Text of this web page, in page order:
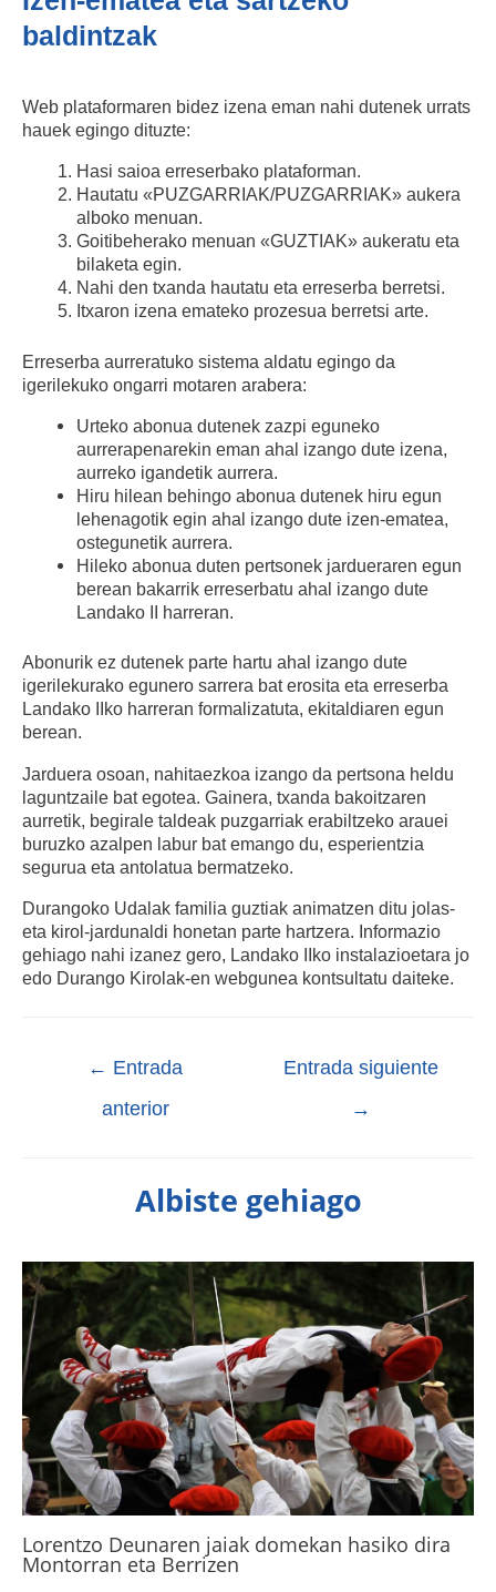
baldintzak
Web plataformaren bidez izena eman nahi dutenek urrats
hauek egingo dituzte:
Hasi saioa erreserbako plataforman.
Hautatu «PUZGARRIAK/PUZGARRIAK» aukera
alboko menuan.
Goitibeherako menuan «GUZTIAK» aukeratu eta
bilaketa egin.
Nahi den txanda hautatu eta erreserba berretsi.
Itxaron izena emateko prozesua berretsi arte.
Erreserba aurreratuko sistema aldatu egingo da
igerilekuko ongarri motaren arabera:
Urteko abonua dutenek zazpi eguneko
aurrerapenarekin eman ahal izango dute izena,
aurreko igandetik aurrera.
Hiru hilean behingo abonua dutenek hiru egun
lehenagotik egin ahal izango dute izen-ematea,
ostegunetik aurrera.
Hileko abonua duten pertsonek jardueraren egun
berean bakarrik erreserbatu ahal izango dute
Landako II harreran.
Abonurik ez dutenek parte hartu ahal izango dute
igerilekurako egunero sarrera bat erosita eta erreserba
Landako IIko harreran formalizatuta, ekitaldiaren egun
berean.
Jarduera osoan, nahitaezkoa izango da pertsona heldu
laguntzaile bat egotea. Gainera, txanda bakoitzaren
aurretik, begirale taldeak puzgarriak erabiltzeko arauei
buruzko azalpen labur bat emango du, esperientzia
segurua eta antolatua bermatzeko.
Durangoko Udalak familia guztiak animatzen ditu jolas-
eta kirol-jardunaldi honetan parte hartzera. Informazio
gehiago nahi izanez gero, Landako IIko instalazioetara jo
edo Durango Kirolak-en webgunea kontsultatu daiteke.
← Entrada
anterior
Entrada siguiente
→
Albiste gehiago
Lorentzo Deunaren jaiak domekan hasiko dira
Montorran eta Berrizen